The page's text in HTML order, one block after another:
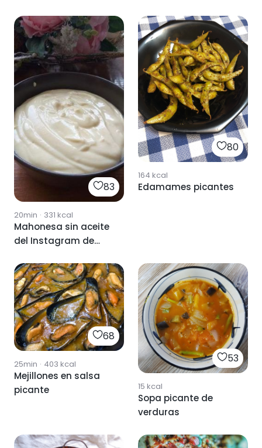
83
20min · 331 kcal
Mahonesa sin aceite
del Instagram de
80
164 kcal
Edamames picantes
68
25min · 403 kcal
Mejillones en salsa
picante
53
15 kcal
Sopa picante de
verduras